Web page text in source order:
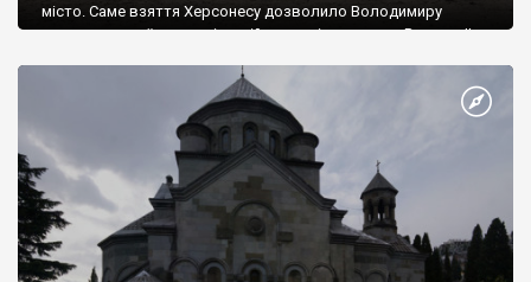
місто. Саме взяття Херсонесу дозволило Володимиру
диктувати свої умови візантійському імператору Василю ІІ, та
Херсонесі Володимир-язичник, став Василем-християнином.
А потім було Хрещення Русі. На честь Херсонесу Таврійського